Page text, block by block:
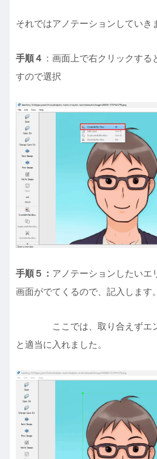
それではアノテーションしていき
手順４ ：画面上で右クリックする
すので選択
手順５： アノテーションしたいエ
画面がでてくるので、記入します。
ここでは、取り合えずエン
と適当に入れました。